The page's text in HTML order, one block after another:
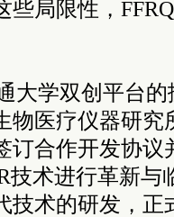
些局限性，
大学双创平台
物医疗仪器研究
订合作开发协议
技术进行革新与
技术的研发，正